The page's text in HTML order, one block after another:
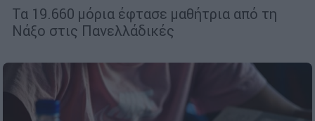
Τα 19.660 μόρια έφτασε μαθήτρια από τη
Νάξο στις Πανελλάδικές